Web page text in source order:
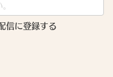
信に登録する